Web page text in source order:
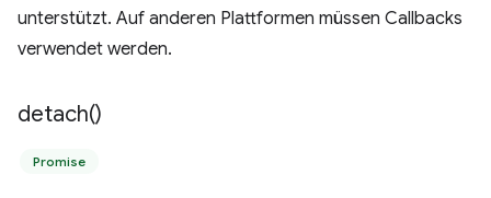
unterstützt. Auf anderen Plattformen müssen Callbacks
verwendet werden.
detach()
Promise